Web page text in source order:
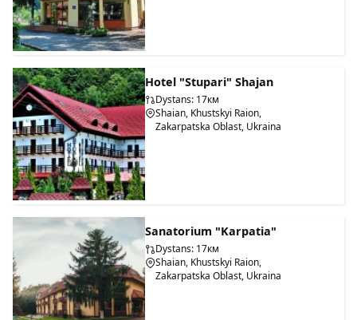
Hotel "Stupari" Shajan
Dystans: 17км
Shaian, Khustskyi Raion,
Zakarpatska Oblast, Ukraina
Sanatorium "Karpatia"
Dystans: 17км
Shaian, Khustskyi Raion,
Zakarpatska Oblast, Ukraina